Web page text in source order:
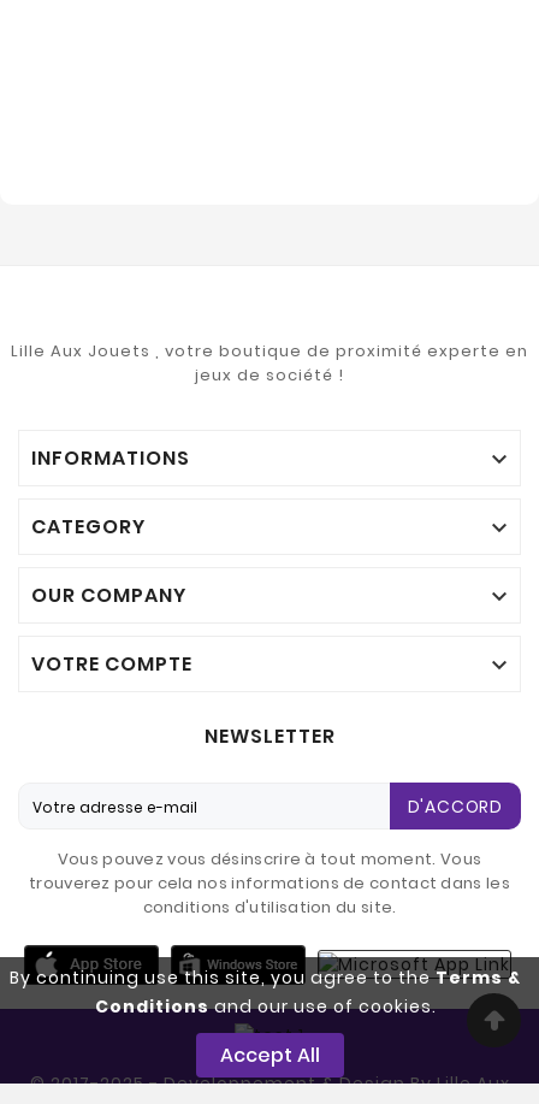
By continuing use this site, you agree to theTerms &
Conditionsand our use of cookies.
Accept All
Lille Aux Jouets , votre boutique de proximité experte en
jeux de société !
INFORMATIONS 
CATEGORY 
OUR COMPANY 
VOTRE COMPTE 
NEWSLETTER
D'ACCORD
Vous pouvez vous désinscrire à tout moment. Vous
trouverez pour cela nos informations de contact dans les
conditions d'utilisation du site.
© 2017-2025 - Developpement & Design By Lille Aux